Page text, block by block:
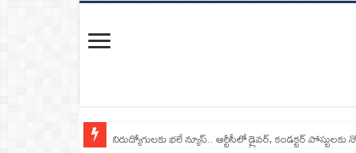
నిరుద్యోగులకు భలే న్యూస్.. ఆర్టీసీలో డ్రైవర్, కండక్టర్‌